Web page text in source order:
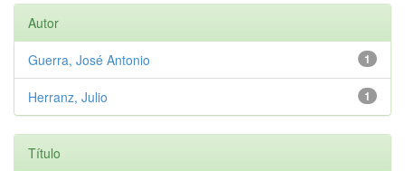
Autor
1
Guerra, José Antonio
1
Herranz, Julio
Título